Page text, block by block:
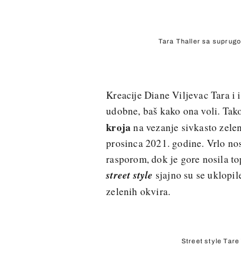
Tara Thaller sa
Kreacije Diane Viljevac Tara i
udobne, baš kako ona voli.
kroja na vezanje sivkasto
prosinca 2021. godine. Vrlo
rasporom, dok je gore nosila
street style sjajno su se
zelenih okvira.
Street style Tare